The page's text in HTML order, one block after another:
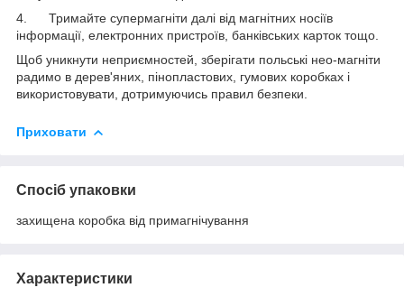
4. Тримайте супермагніти далі від магнітних носіїв
інформації, електронних пристроїв, банківських карток тощо.
Щоб уникнути неприємностей, зберігати польські нео-магніти
радимо в дерев'яних, пінопластових, гумових коробках і
використовувати, дотримуючись правил безпеки.
Приховати
Спосіб упаковки
захищена коробка від примагнічування
Характеристики